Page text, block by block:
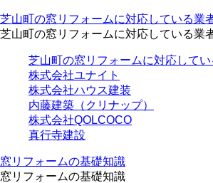
芝山町の窓リフォームに対応している業
芝山町の窓リフォームに対応している業
芝山町の窓リフォームに対応して
株式会社ユナイト
株式会社ハウス建装
内藤建築（クリナップ）
株式会社QOLCOCO
真行寺建設
窓リフォームの基礎知識
窓リフォームの基礎知識